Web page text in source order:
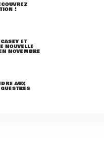
!
ET
NOUVELLE
NOVEMBRE
AUX